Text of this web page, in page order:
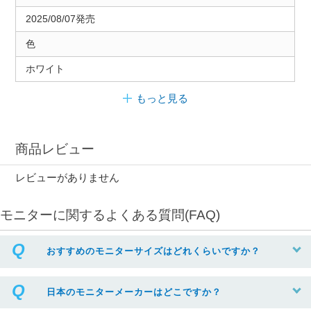
2025/08/07発売
色
ホワイト
もっと見る
商品レビュー
レビューがありません
モニターに関するよくある質問(FAQ)
おすすめのモニターサイズはどれくらいですか？
日本のモニターメーカーはどこですか？